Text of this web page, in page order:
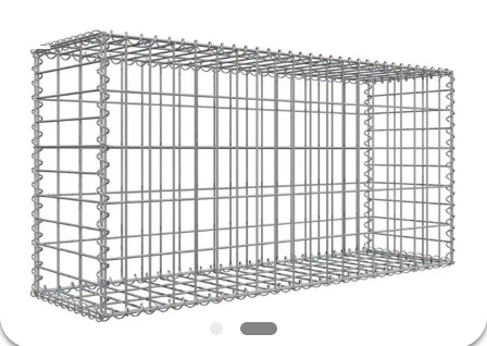
خانه
محصولات
درباره
Rights
Reserved.